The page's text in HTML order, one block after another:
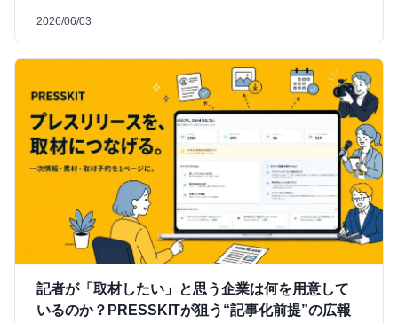
2026/06/03
記者が「取材したい」と思う企業は何を用意して
いるのか？PRESSKITが狙う“記事化前提”の広報